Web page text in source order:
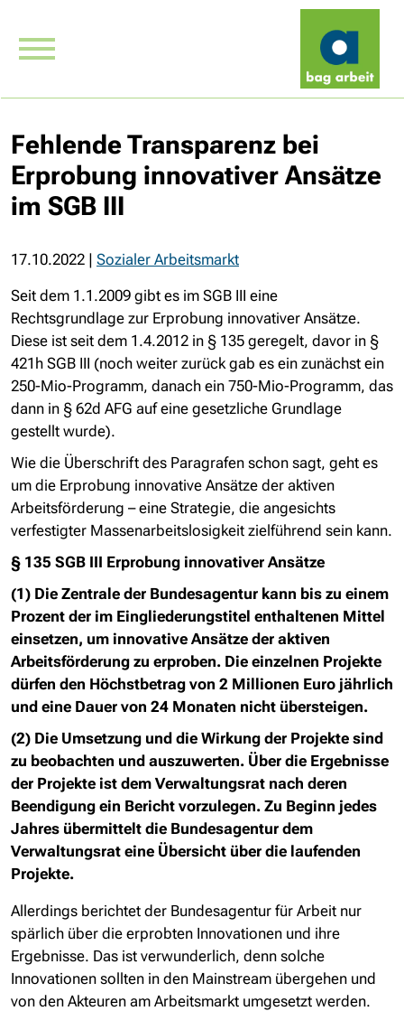
Fehlende Transparenz bei
Erprobung innovativer Ansätze
im SGB III
17.10.2022 | Sozialer Arbeitsmarkt
Seit dem 1.1.2009 gibt es im SGB III eine
Rechtsgrundlage zur Erprobung innovativer Ansätze.
Diese ist seit dem 1.4.2012 in § 135 geregelt, davor in §
421h SGB III (noch weiter zurück gab es ein zunächst ein
250-Mio-Programm, danach ein 750-Mio-Programm, das
dann in § 62d AFG auf eine gesetzliche Grundlage
gestellt wurde).
Wie die Überschrift des Paragrafen schon sagt, geht es
um die Erprobung innovative Ansätze der aktiven
Arbeitsförderung – eine Strategie, die angesichts
verfestigter Massenarbeitslosigkeit zielführend sein kann.
§ 135 SGB III Erprobung innovativer Ansätze
(1) Die Zentrale der Bundesagentur kann bis zu einem
Prozent der im Eingliederungstitel enthaltenen Mittel
einsetzen, um innovative Ansätze der aktiven
Arbeitsförderung zu erproben. Die einzelnen Projekte
dürfen den Höchstbetrag von 2 Millionen Euro jährlich
und eine Dauer von 24 Monaten nicht übersteigen.
(2) Die Umsetzung und die Wirkung der Projekte sind
zu beobachten und auszuwerten. Über die Ergebnisse
der Projekte ist dem Verwaltungsrat nach deren
Beendigung ein Bericht vorzulegen. Zu Beginn jedes
Jahres übermittelt die Bundesagentur dem
Verwaltungsrat eine Übersicht über die laufenden
Projekte.
Allerdings berichtet der Bundesagentur für Arbeit nur
spärlich über die erprobten Innovationen und ihre
Ergebnisse. Das ist verwunderlich, denn solche
Innovationen sollten in den Mainstream übergehen und
von den Akteuren am Arbeitsmarkt umgesetzt werden.